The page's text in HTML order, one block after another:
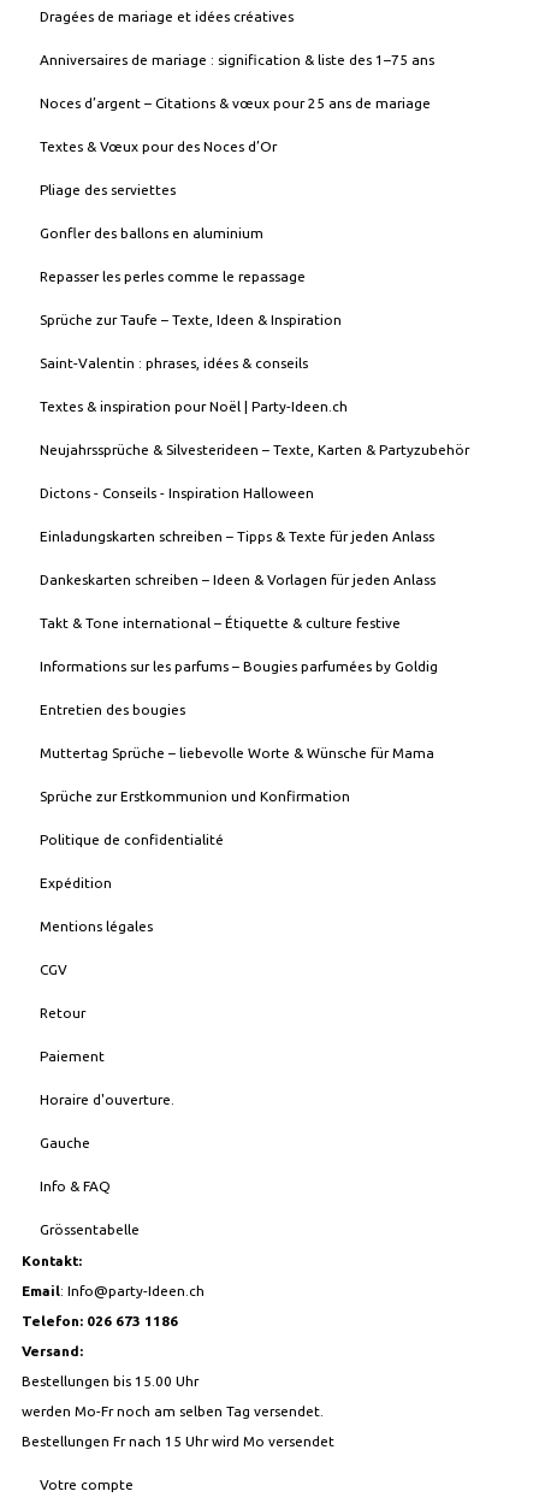
Dragées de mariage et idées créatives
Anniversaires de mariage : signification & liste des 1–75 ans
Noces d’argent – Citations & vœux pour 25 ans de mariage
Textes & Vœux pour des Noces d’Or
Pliage des serviettes
Gonfler des ballons en aluminium
Repasser les perles comme le repassage
Sprüche zur Taufe – Texte, Ideen & Inspiration
Saint-Valentin : phrases, idées & conseils
Textes & inspiration pour Noël | Party-Ideen.ch
Neujahrssprüche & Silvesterideen – Texte, Karten & Partyzubehör
Dictons - Conseils - Inspiration Halloween
Einladungskarten schreiben – Tipps & Texte für jeden Anlass
Dankeskarten schreiben – Ideen & Vorlagen für jeden Anlass
Takt & Tone international – Étiquette & culture festive
Informations sur les parfums – Bougies parfumées by Goldig
Entretien des bougies
Muttertag Sprüche – liebevolle Worte & Wünsche für Mama
Sprüche zur Erstkommunion und Konfirmation
Politique de confidentialité
Expédition
Mentions légales
CGV
Retour
Paiement
Horaire d'ouverture.
Gauche
Info & FAQ
Grössentabelle
Kontakt:
Email: Info@party-Ideen.ch
Telefon: 026 673 1186
Versand:
Bestellungen bis 15.00 Uhr
werden Mo-Fr noch am selben Tag versendet.
Bestellungen Fr nach 15 Uhr wird Mo versendet
Votre compte